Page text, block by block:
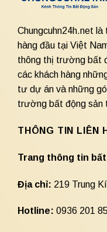
Chungcuhn24h.net
hàng đầu tại Việt
thông thị trường bất
các khách hàng
tư dự án và những
trường bất động sản
THÔNG TIN LIÊN
Trang thông tin
Địa chỉ: 219 Trung
Hotline: 0936 201